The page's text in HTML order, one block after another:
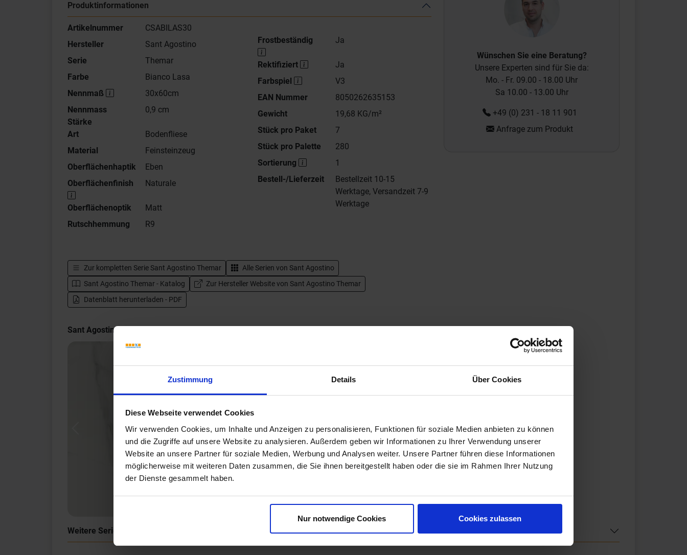
Zustimmung Details Über Cookies
Diese Webseite verwendet Cookies
Wir verwenden Cookies, um Inhalte und Anzeigen zu personalisieren, Funktionen für soziale Medien anbieten zu können
und die Zugriffe auf unsere Website zu analysieren. Außerdem geben wir Informationen zu Ihrer Verwendung unserer
Website an unsere Partner für soziale Medien, Werbung und Analysen weiter. Unsere Partner führen diese Informationen
möglicherweise mit weiteren Daten zusammen, die Sie ihnen bereitgestellt haben oder die sie im Rahmen Ihrer Nutzung
der Dienste gesammelt haben.
Nur notwendige Cookies Cookies zulassen
Produktinformationen
Artikelnummer
CSABILAS30
Hersteller
Sant Agostino
Serie
Themar
Farbe
Bianco Lasa
Nennmaß
30x60cm
Nennmass
Stärke
0,9 cm
Art
Bodenfliese
Material
Feinsteinzeug
Oberflächenhaptik
Eben
Oberflächenfinish
Naturale
Oberflächenoptik
Matt
Rutschhemmung
R9
Frostbeständig Ja
Rektifiziert
Ja
Farbspiel
V3
EAN Nummer
8050262635153
Gewicht
19,68 KG/m²
Stück pro Paket
7
Stück pro Palette
280
Sortierung
1
Bestell-/Lieferzeit
Bestellzeit 10-15
Werktage, Versandzeit 7-9
Werktage
Zur kompletten Serie Sant Agostino Themar Alle Serien von Sant Agostino
Sant Agostino Themar - Katalog
Zur Hersteller Website von Sant Agostino Themar
Datenblatt herunterladen - PDF
Wünschen Sie eine Beratung?
Unsere Experten sind für Sie da:
Mo. - Fr. 09.00 - 18.00 Uhr
Sa 10.00 - 13.00 Uhr
+49 (0) 231 - 18 11 901
Anfrage zum Produkt
Sant Agostino Themar Impressionen
Next
Weitere Serien von Sant Agostino